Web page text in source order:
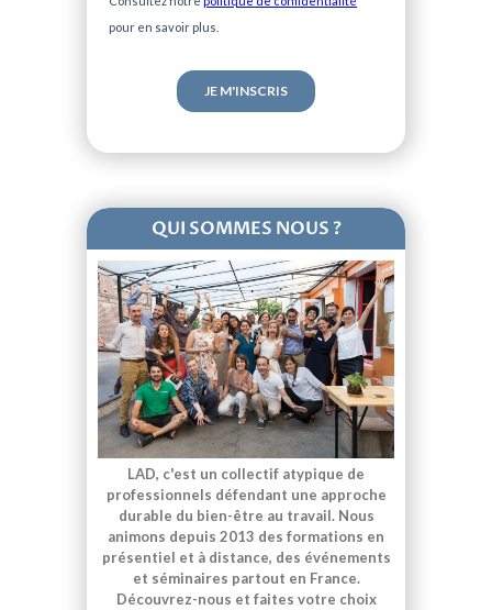
pour en savoir plus.
QUI SOMMES NOUS ?
LAD, c'est un collectif atypique de
professionnels défendant une approche
durable du bien-être au travail. Nous
animons depuis 2013 des formations en
présentiel et à distance, des événements
et séminaires partout en France.
Découvrez-nous et faites votre choix